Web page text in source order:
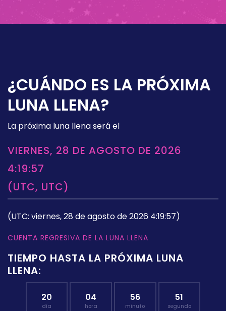
¿CUÁNDO ES LA PRÓXIMA
LUNA LLENA?
La próxima luna llena será el
VIERNES, 28 DE AGOSTO DE 2026
4:19:57
(UTC, UTC)
(UTC: viernes, 28 de agosto de 2026 4:19:57)
CUENTA REGRESIVA DE LA LUNA LLENA
TIEMPO HASTA LA PRÓXIMA LUNA
LLENA:
20
día
04
hora
56
minuto
50
segundo